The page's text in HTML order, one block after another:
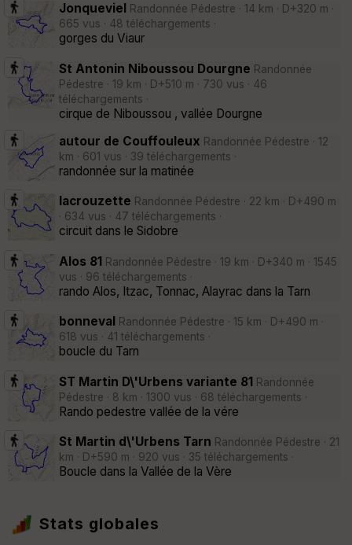
Jonqueviel Randonnée Pédestre · 14 km · D+320 m ·
665 vus · 48 téléchargements ·
gorges du Viaur
St Antonin Niboussou Dourgne Randonnée
Pédestre · 19 km · D+510 m · 730 vus · 46
téléchargements ·
cirque de Niboussou , vallée Dourgne
autour de Couffouleux Randonnée Pédestre · 12
km · 601 vus · 39 téléchargements ·
randonnée sur la matinée
lacrouzette Randonnée Pédestre · 22 km · D+490 m
· 634 vus · 47 téléchargements ·
circuit dans le Sidobre
Alos 81 Randonnée Pédestre · 19 km · D+340 m · 1545
vus · 96 téléchargements ·
rando Alos, Itzac, Tonnac, Alayrac dans la Tarn
bonneval
Randonnée Pédestre · 15 km · D+490 m ·
618 vus · 41 téléchargements ·
boucle du Tarn
ST Martin D\'Urbens variante 81 Randonnée
Pédestre · 8 km · 1300 vus · 68 téléchargements ·
Rando pedestre vallée de la vére
St Martin d\'Urbens Tarn Randonnée Pédestre · 21
km · D+590 m · 920 vus · 35 téléchargements ·
Boucle dans la Vallée de la Vère
Stats globales